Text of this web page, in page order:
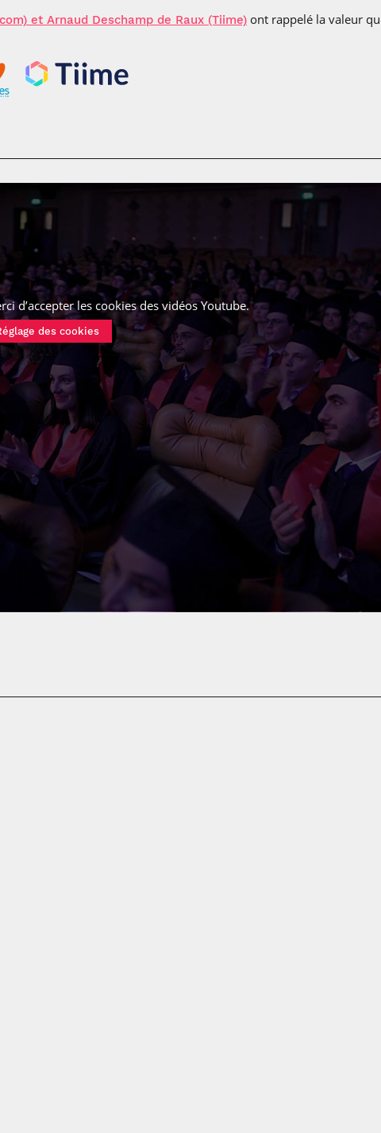
et Arnaud Deschamp de Raux (Tiime) ont rappelé la valeur
d’accepter les cookiesdes vidéos Youtube.
des cookies